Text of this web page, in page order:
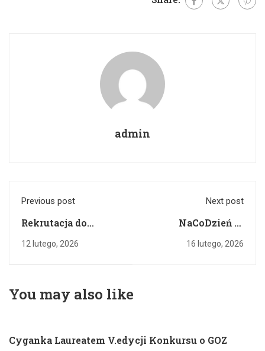
admin
Previous post
Rekrutacja do
oddziałów
przedszkolnych i
2027
12 lutego, 2026
Next post
NaCoDzień w
Cygance
16 lutego, 2026
You may also like
Cyganka Laureatem V.edycji Konkursu o GOZ